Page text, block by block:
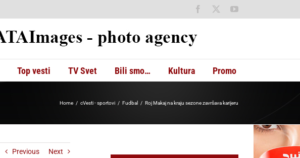
Facebook YouTube
Top vesti TV Svet Bili smo… Kultura Promo
Home cVesti - sportovi Fudbal Roj Makaj na kraju sezone završava karijeru
Previous Next